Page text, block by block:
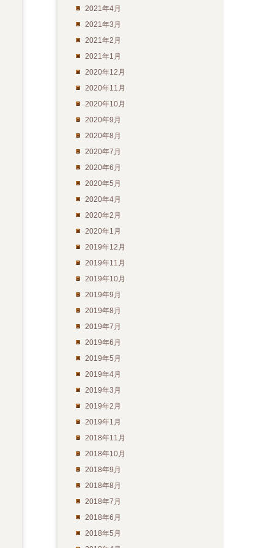
2021年4月
2021年3月
2021年2月
2021年1月
2020年12月
2020年11月
2020年10月
2020年9月
2020年8月
2020年7月
2020年6月
2020年5月
2020年4月
2020年2月
2020年1月
2019年12月
2019年11月
2019年10月
2019年9月
2019年8月
2019年7月
2019年6月
2019年5月
2019年4月
2019年3月
2019年2月
2019年1月
2018年11月
2018年10月
2018年9月
2018年8月
2018年7月
2018年6月
2018年5月